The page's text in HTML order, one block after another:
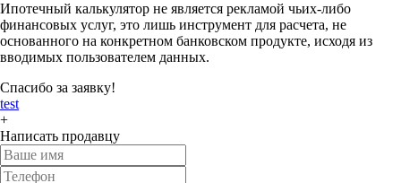
Ипотечный калькулятор не является рекламой чьих-либо
финансовых услуг, это лишь инструмент для расчета, не
основанного на конкретном банковском продукте, исходя из
вводимых пользователем данных.
Спасибо за заявку!
test
+
Написать продавцу